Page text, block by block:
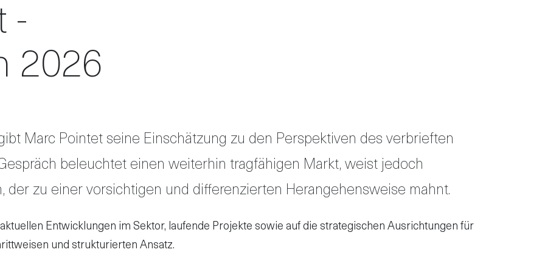
-
2026
Marc Pointetseine Einschätzung zu den Perspektiven des verbrief­ten
beleuchtet einen weiterhin tragfähigen Markt, weist jedoch
der zu einer vorsichtigen und differenzierten Herangehensweise mahnt.
Entwicklungen im Sektor, laufende Projekte sowie auf die strategischen Ausrichtungen für
und strukturierten Ansatz.